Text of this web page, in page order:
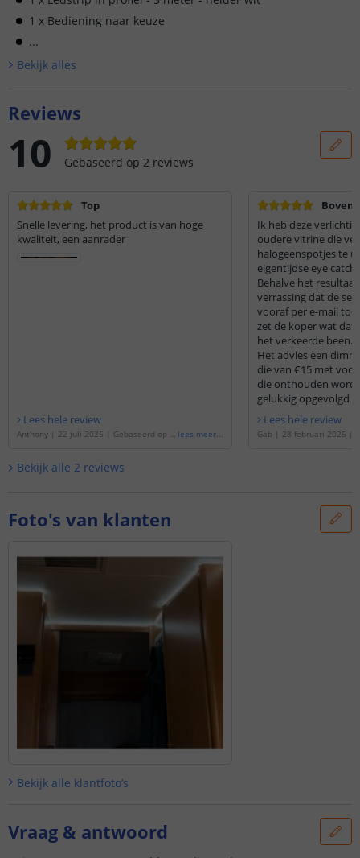
1 x Bediening naar keuze
...
Bekijk alles
Reviews
10 Gebaseerd op 2 reviews
Top
Snelle levering, het product is van hoge
kwaliteit, een aanrader
Lees hele review
Anthony | 22 juli 2025 | Gebaseerd op d
lees meer...
Boven
Ik heb deze
oudere vitrine die
halogeenspotjes te
eigentijdse eye
Behalve het
verrassing dat de set
vooraf per e-mail
zet de koper wat
het verkeerde been.
Het advies een
die van €15 met
die onthouden
gelukkig opgevolgd
blijkt voor
Ook de strip in een
verrassend goed uit.
Lees hele review
Gab | 28 februari 2025 |
Bekijk alle 2 reviews
Foto's van klanten
Bekijk alle klantfoto’s
Vraag & antwoord